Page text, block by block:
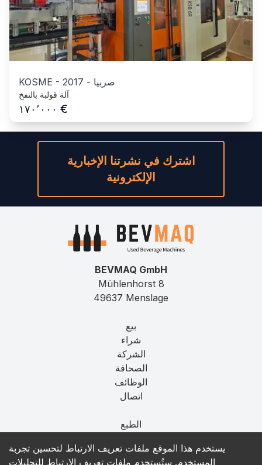
KOSME - 2017 - صربيا
آلة قولبة بالنفخ
١٧٠٬٠٠٠ €
يستخدم هذا الموقع ملفات تعريف الارتباط لتحسين تجربة
المستخدم. ستُستخدم ملفات تعريف الارتباط للتحليلات
اشترك في نشرتنا الإخبارية
الإلكترونية
BEVMAQ GmbH
Mühlenhorst 8
49637 Menslage
بيع
شراء
الشركة
الصحافة
الوظائف
اتصال
الطبع
T&C